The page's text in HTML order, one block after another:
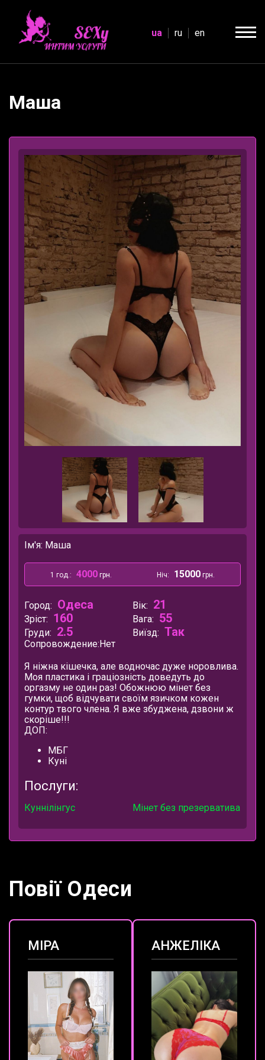
ua ru en
Маша
Ім'я: Маша
1 год.: 4000 грн. Ніч: 15000 грн.
Город: Одеса Вік: 21
Зріст: 160 Вага: 55
Груди: 2.5 Виїзд: Так
Сопровождение:Нет
Я ніжна кішечка, але водночас дуже норовлива.
Моя пластика і граціозність доведуть до
оргазму не один раз! Обожнюю мінет без
гумки, щоб відчувати своїм язичком кожен
контур твого члена. Я вже збуджена, дзвони ж
скоріше!!!
ДОП:
МБГ
Куні
Послуги:
Куннілінгус Мінет без презерватива
Повії Одеси
МІРА АНЖЕЛІКА